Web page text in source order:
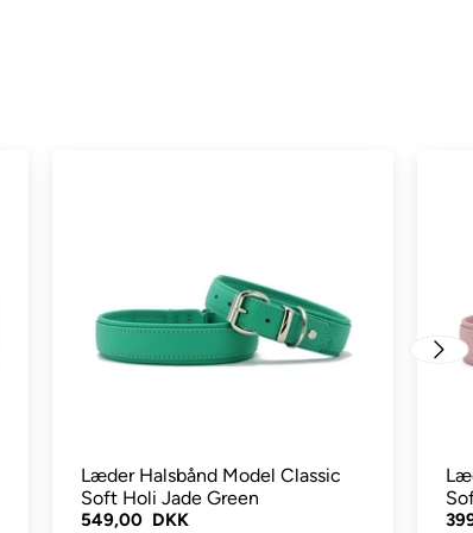
Læder Halsbånd Model Classic
Soft Holi Jade Green
549,00 DKK